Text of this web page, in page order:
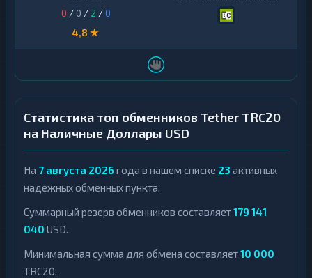
0 / 0 / 2 /0
4,8 ★
Статистика топ обменников Tether TRC20
на Наличные Доллары USD
На 7 августа 2026 года в нашем списке 23 активных
надежных обменных пункта.
Суммарный резерв обменников составляет179 141
040 USD.
Минимальная сумма для обмена составляет10 000
TRC20.